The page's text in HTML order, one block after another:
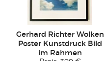
Gerhard Richter Wolken
Poster Kunstdruck Bild
im Rahmen